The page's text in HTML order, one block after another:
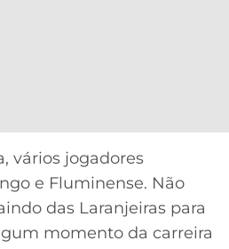
vários jogadores
e Fluminense. Não
das Laranjeiras para
momento da carreira